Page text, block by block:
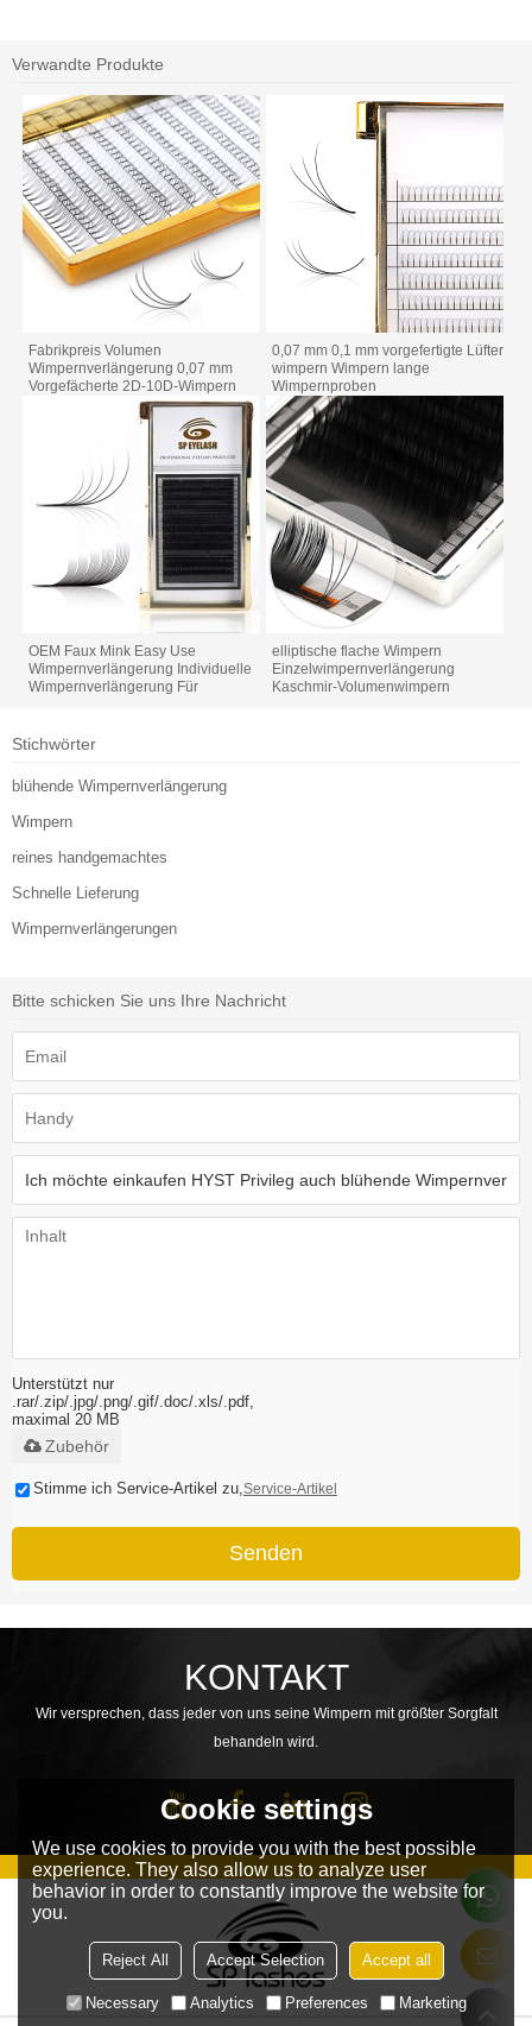
Verwandte Produkte
Fabrikpreis Volumen
Wimpernverlängerung 0,07 mm
Vorgefächerte 2D-10D-Wimpern
0,07 mm 0,1 mm vorgefertigte Lüfter
wimpern Wimpern lange
Wimpernproben
OEM Faux Mink Easy Use
Wimpernverlängerung Individuelle
Wimpernverlängerung Für
elliptische flache Wimpern
Einzelwimpernverlängerung
Kaschmir-Volumenwimpern
Stichwörter
blühende Wimpernverlängerung
Wimpern
reines handgemachtes
Schnelle Lieferung
Wimpernverlängerungen
Bitte schicken Sie uns Ihre Nachricht
Unterstützt nur
.rar/.zip/.jpg/.png/.gif/.doc/.xls/.pdf,
maximal 20 MB
Zubehör
Stimme ich Service-Artikel zu,Service-Artikel
Senden
KONTAKT
Wir versprechen, dass jeder von uns seine Wimpern mit größter Sorgfalt
behandeln wird.
Cookie settings
We use cookies to provide you with the best possible
experience. They also allow us to analyze user
behavior in order to constantly improve the website for
you.
Reject All Accept Selection Accept all
Necessary Analytics Preferences Marketing